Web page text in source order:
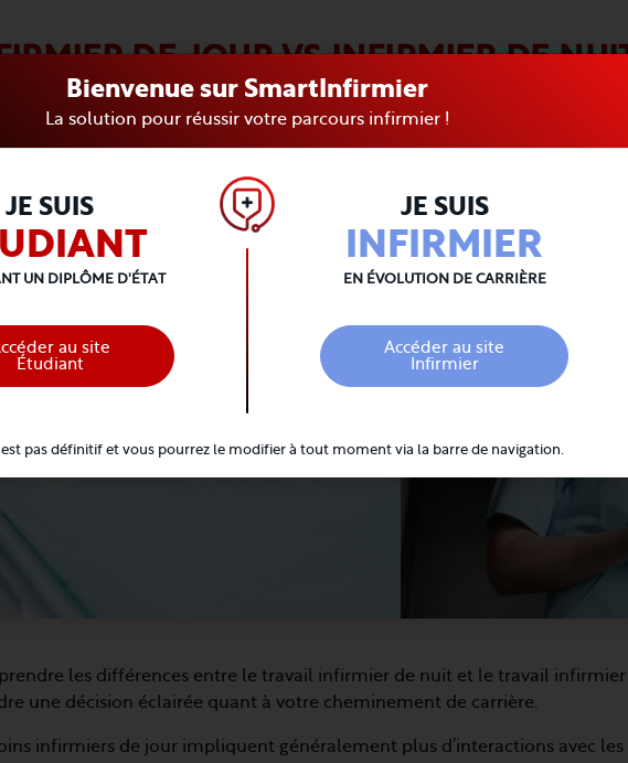
Bienvenue sur SmartInfirmier
La solution pour réussir votre parcours infirmier !
JE SUIS
UN DIPLÔME D'ÉTAT
au site
Étudiant
JE SUIS
INFIRMIER
EN ÉVOLUTION DE CARRIÈRE
Accéder au site
Infirmier
pas définitif et vous pourrez le modifier à tout moment via la barre de navigation.
DE JOUR VS INFIRMIER DE
les différences entre le travail infirmier de nuit et le travail infirmier
une décision éclairée quant à votre cheminement de carrière.
infirmiers de jour impliquent généralement plus d’interactions avec